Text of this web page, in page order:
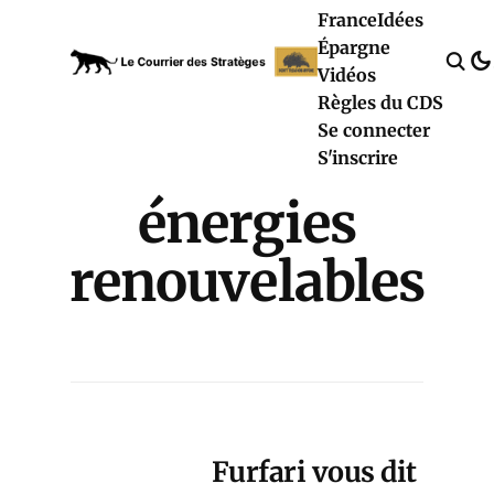
FranceIdées
Épargne
Vidéos
Règles du CDS
Se connecter
S'inscrire
énergies
renouvelables
Furfari vous dit